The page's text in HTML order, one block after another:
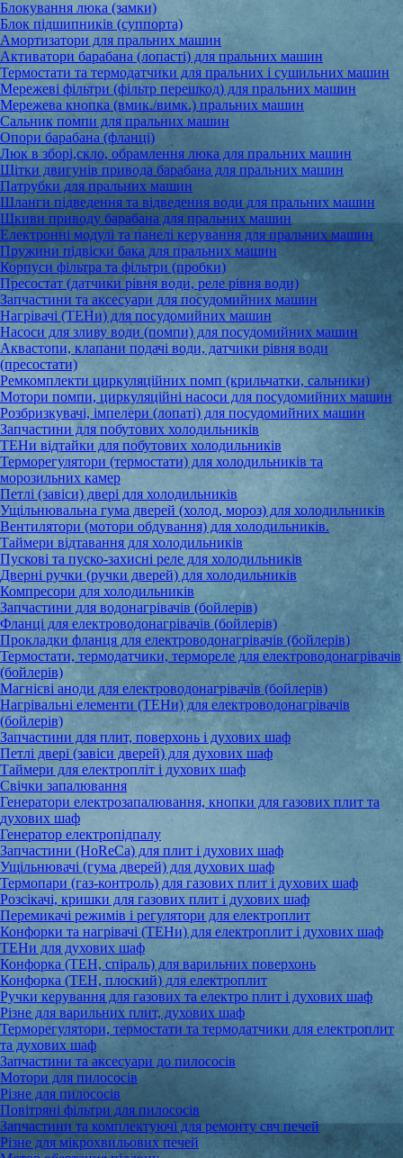
Блокування люка (замки)
Блок підшипників (суппорта)
Амортизатори для пральних машин
Активатори барабана (лопасті) для пральних машин
Термостати та термодатчики для пральних і сушильних машин
Мережеві фільтри (фільтр перешкод) для пральних машин
Мережева кнопка (вмик./вимк.) пральних машин
Сальник помпи для пральних машин
Опори барабана (фланці)
Люк в зборі,скло, обрамлення люка для пральних машин
Щітки двигунів привода барабана для пральних машин
Патрубки для пральних машин
Шланги підведення та відведення води для пральних машин
Шкиви приводу барабана для пральних машин
Електронні модулі та панелі керування для пральних машин
Пружини підвіски бака для пральних машин
Корпуси фільтра та фільтри (пробки)
Пресостат (датчики рівня води, реле рівня води)
Запчастини та аксесуари для посудомийних машин
Нагрівачі (ТЕНи) для посудомийних машин
Насоси для зливу води (помпи) для посудомийних машин
Аквастопи, клапани подачі води, датчики рівня води
(пресостати)
Ремкомплекти циркуляційних помп (крильчатки, сальники)
Мотори помпи, циркуляційні насоси для посудомийних машин
Розбризкувачі, імпелери (лопаті) для посудомийних машин
Запчастини для побутових холодильників
ТЕНи відтайки для побутових холодильників
Терморегулятори (термостати) для холодильників та
морозильних камер
Петлі (завіси) двері для холодильників
Ущільнювальна гума дверей (холод, мороз) для холодильників
Вентилятори (мотори обдування) для холодильників.
Таймери відтавання для холодильників
Пускові та пуско-захисні реле для холодильників
Дверні ручки (ручки дверей) для холодильників
Компресори для холодильників
Запчастини для водонагрівачів (бойлерів)
Фланці для електроводонагрівачів (бойлерів)
Прокладки фланця для електроводонагрівачів (бойлерів)
Термостати, термодатчики, термореле для електроводонагрівачів
(бойлерів)
Магнієві аноди для електроводонагрівачів (бойлерів)
Нагрівальні елементи (ТЕНи) для електроводонагрівачів
(бойлерів)
Запчастини для плит, поверхонь і духових шаф
Петлі двері (завіси дверей) для духових шаф
Таймери для електропліт і духових шаф
Свічки запалювання
Генератори електрозапалювання, кнопки для газових плит та
духових шаф
Генератор електропідпалу
Запчастини (HoReCa) для плит і духових шаф
Ущільнювачі (гума дверей) для духових шаф
Термопари (газ-контроль) для газових плит і духових шаф
Розсікачі, кришки для газових плит і духових шаф
Перемикачі режимів і регулятори для електроплит
Конфорки та нагрівачі (ТЕНи) для електроплит і духових шаф
ТЕНи для духових шаф
Конфорка (ТЕН, спіраль) для варильних поверхонь
Конфорка (ТЕН, плоский) для електроплит
Ручки керування для газових та електро плит і духових шаф
Різне для варильних плит, духових шаф
Терморегулятори, термостати та термодатчики для електроплит
та духових шаф
Запчастини та аксесуари до пилососів
Мотори для пилососів
Різне для пилососів
Повітряні фільтри для пилососів
Запчастини та комплектуючі для ремонту свч печей
Різне для мікрохвильових печей